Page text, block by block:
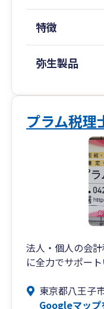
・八王子オフィ
小泉ビル４階
・横浜オフィス
特徴
弥生製品
プラム税理
法人・個人の会
に全力でサポート
東京都八王子
Googleマップ